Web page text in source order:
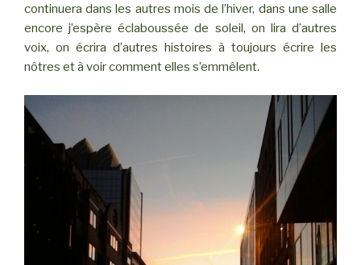
continuera dans les autres mois de l’hiver, dans une salle
encore j’espère éclaboussée de soleil, on lira d’autres
voix, on écrira d’autres histoires à toujours écrire les
nôtres et à voir comment elles s’emmêlent.